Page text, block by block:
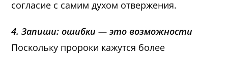
согласие с самим духом отвержения.
4. Запиши: ошибки — это возможности
Поскольку пророки кажутся более